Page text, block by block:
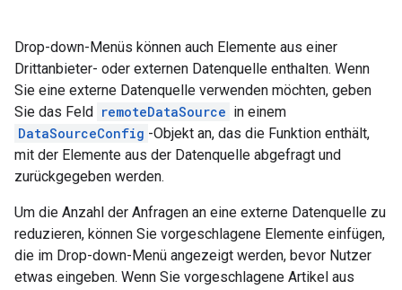
Drop-down-Menüs können auch Elemente aus einer
Drittanbieter- oder externen Datenquelle enthalten. Wenn
Sie eine externe Datenquelle verwenden möchten, geben
Sie das Feld remoteDataSource in einem
DataSourceConfig -Objekt an, das die Funktion enthält,
mit der Elemente aus der Datenquelle abgefragt und
zurückgegeben werden.
Um die Anzahl der Anfragen an eine externe Datenquelle zu
reduzieren, können Sie vorgeschlagene Elemente einfügen,
die im Drop-down-Menü angezeigt werden, bevor Nutzer
etwas eingeben. Wenn Sie vorgeschlagene Artikel aus